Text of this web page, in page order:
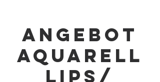
Angebot
Aquarell
Lips/